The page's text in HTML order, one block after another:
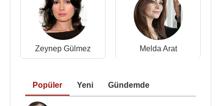
Zeynep Gülmez Melda Arat
Popüler Yeni Gündemde